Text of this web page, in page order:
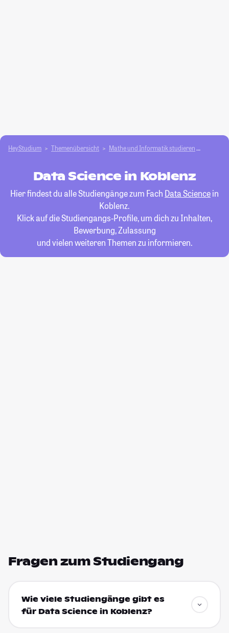
HeyStudium Themenübersicht Mathe und Informatik studieren
Data Science in Koblenz
Hier findest du alle Studiengänge zum Fach Data Sciencein
Koblenz.
Klick auf die Studiengangs-Profile, um dich zu Inhalten,
Bewerbung, Zulassung
und vielen weiteren Themen zu informieren.
Fragen zum Studiengang
Wie viele Studiengänge gibt es
für Data Science in Koblenz?